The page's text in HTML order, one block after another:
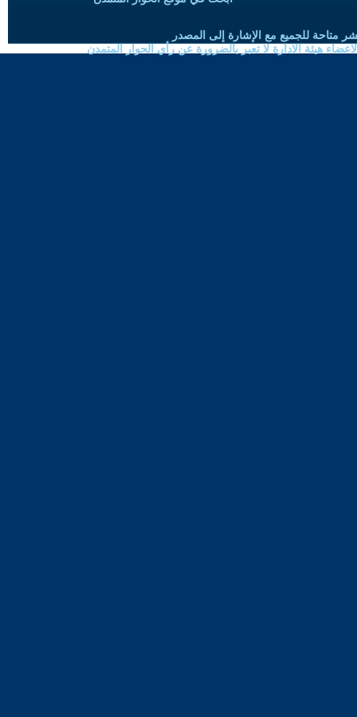
متاحة للجميع مع الإشارة إلى المصدر
هيئة الادارة لا تعبر بالضرورة عن رأي الحوار المتمدن